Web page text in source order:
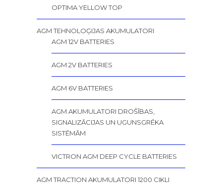
OPTIMA YELLOW TOP
AGM TEHNOLOĢIJAS AKUMULATORI
AGM 12V BATTERIES
AGM 2V BATTERIES
AGM 6V BATTERIES
AGM AKUMULATORI DROŠĪBAS,
SIGNALIZĀCIJAS UN UGUNSGRĒKA
SISTĒMĀM
VICTRON AGM DEEP CYCLE BATTERIES
AGM TRACTION AKUMULATORI 1200 CIKLI